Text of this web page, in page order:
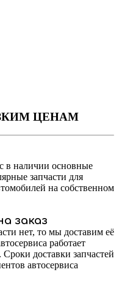
ЦЕНАМ
в наличии основные
запчасти для
на собственном
заказ
нет, то мы доставим её
работает
доставки запчастей
автосервиса